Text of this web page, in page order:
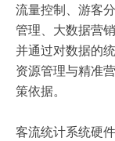
流量控制、游客
管理、大数据营
并通过对数据的
资源管理与精准
策依据。
客流统计系统硬件